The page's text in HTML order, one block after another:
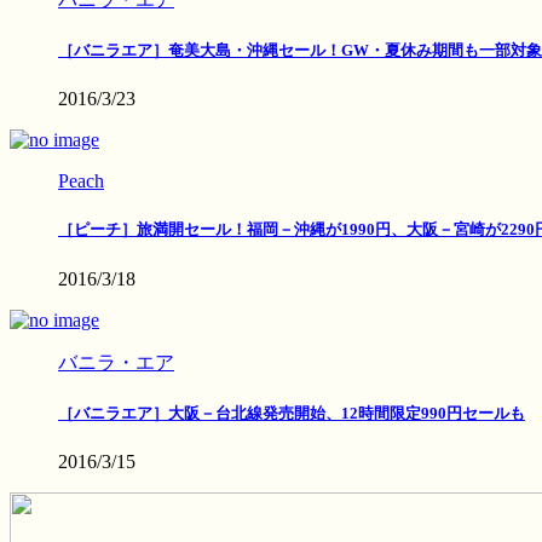
［バニラエア］奄美大島・沖縄セール！GW・夏休み期間も一部対象
2016/3/23
Peach
［ピーチ］旅満開セール！福岡－沖縄が1990円、大阪－宮崎が2290
2016/3/18
バニラ・エア
［バニラエア］大阪－台北線発売開始、12時間限定990円セールも
2016/3/15